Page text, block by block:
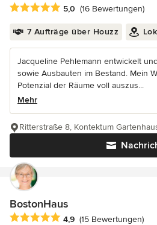
Durchschnittliche Bewertung: 5
5,0 (16 Bewertungen)
7 Aufträge über Houzz
Jacqueline Pehlemann entwickelt
sowie Ausbauten im Bestand. Mein
Potenzial der Räume voll auszus...
Mehr
Ritterstraße 8, Kontektum
BostonHaus
Durchschnittliche Bewertung: 4.9
4,9 (15 Bewertungen)